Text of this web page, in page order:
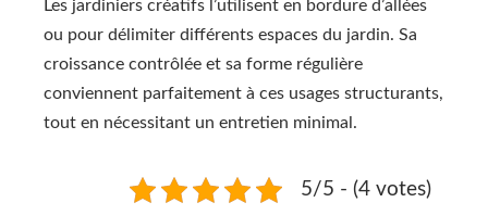
Les jardiniers créatifs l’utilisent en bordure d’allées
ou pour délimiter différents espaces du jardin. Sa
croissance contrôlée et sa forme régulière
conviennent parfaitement à ces usages structurants,
tout en nécessitant un entretien minimal.
5/5 - (4 votes)